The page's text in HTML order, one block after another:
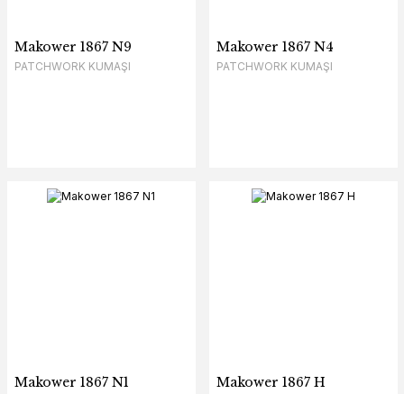
Makower 1867 N9
PATCHWORK KUMAŞI
Makower 1867 N4
PATCHWORK KUMAŞI
Makower 1867 N1 Makower 1867 H